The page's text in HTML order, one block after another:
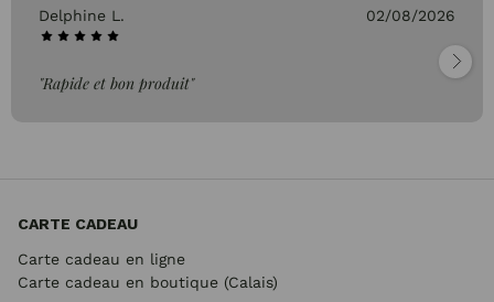
Delphine L. 02/08/2026
"Rapide et bon produit"
CARTE CADEAU
Carte cadeau en ligne
Carte cadeau en boutique (Calais)